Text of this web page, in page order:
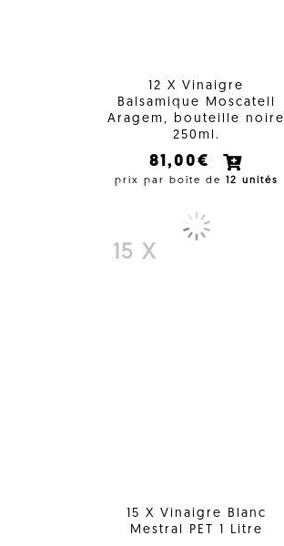
12 X Vinaigre
Balsamique Moscatell
Aragem, bouteille noire
250ml.
81,00€
prix par boîte de 12 unités
15 X
15 X Vinaigre Blanc
Mestral PET 1 Litre